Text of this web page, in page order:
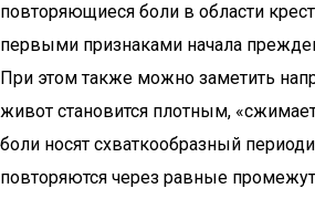
повторяющиеся боли в области
первыми признаками начала
При этом также можно заметить
живот становится плотным,
боли носят схваткообразный
повторяются через равные